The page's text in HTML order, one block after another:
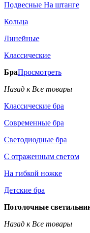
Подвесные На штанге
Кольца
Линейные
Классические
БраПросмотреть
Назад к Все товары
Классические бра
Современные бра
Светодиодные бра
С отраженным светом
На гибкой ножке
Детские бра
Потолочные
Назад к Все товары